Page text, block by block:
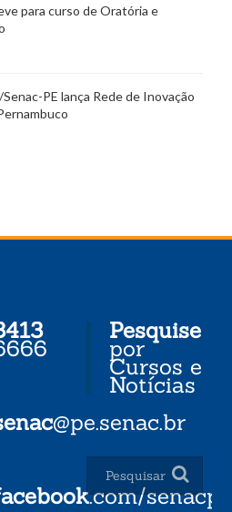
para curso de Oratória e
PE lança Rede de Inovação
@pe.senac.br
.com/senacpe
Pesquise
por
Cursos e
Notícias